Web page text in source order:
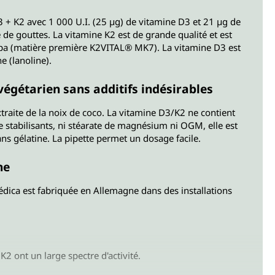
+ K2 avec 1 000 U.I. (25 µg) de vitamine D3 et 21 µg de
gouttes. La vitamine K2 est de grande qualité et est
(matière première K2VITAL® MK7). La vitamine D3 est
(lanoline).
sans additifs indésirables
de la noix de coco. La vitamine D3/K2 ne contient
stabilisants, ni stéarate de magnésium ni OGM, elle est
gélatine. La pipette permet un dosage facile.
est fabriquée en Allemagne dans des installations
ont un large spectre d'activité.